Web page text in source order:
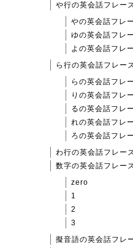
や行の英会話フレー
やの英会話フレ
ゆの英会話フレ
よの英会話フレ
ら行の英会話フレー
らの英会話フレ
りの英会話フレ
るの英会話フレ
れの英会話フレ
ろの英会話フレ
わ行の英会話フレー
数字の英会話フレー
zero
1
2
3
擬音語の英会話フレ